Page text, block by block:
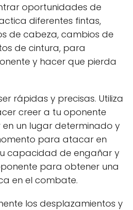
oportunidades de
diferentes fintas,
de cabeza, cambios de
de cintura, para
y hacer que pierda
rápidas y precisas. Utiliza
creer a tu oponente
un lugar determinado y
para atacar en
capacidad de engañar y
para obtener una
en el combate.
los desplazamientos y